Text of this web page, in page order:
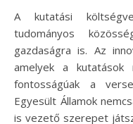
A kutatási
tudományos
gazdaságra is. Az
amelyek a kutatások
fontosságúak a
Egyesült Államok
is vezető szerepet